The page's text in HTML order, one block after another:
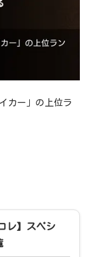
カー」の上位ラ
レ】スペシ